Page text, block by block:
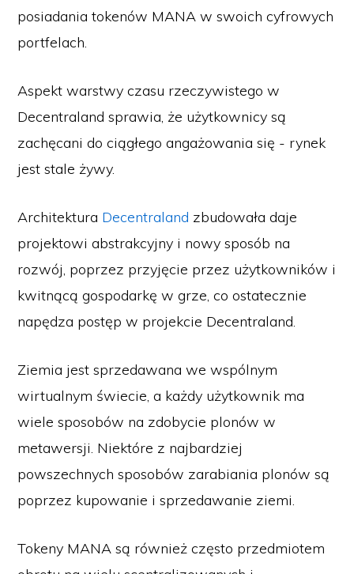
posiadania tokenów MANA w swoich cyfrowych
portfelach.
Aspekt warstwy czasu rzeczywistego w
Decentraland sprawia, że użytkownicy są
zachęcani do ciągłego angażowania się - rynek
jest stale żywy.
Architektura Decentraland zbudowała daje
projektowi abstrakcyjny i nowy sposób na
rozwój, poprzez przyjęcie przez użytkowników i
kwitnącą gospodarkę w grze, co ostatecznie
napędza postęp w projekcie Decentraland.
Ziemia jest sprzedawana we wspólnym
wirtualnym świecie, a każdy użytkownik ma
wiele sposobów na zdobycie plonów w
metawersji. Niektóre z najbardziej
powszechnych sposobów zarabiania plonów są
poprzez kupowanie i sprzedawanie ziemi.
Tokeny MANA są również często przedmiotem